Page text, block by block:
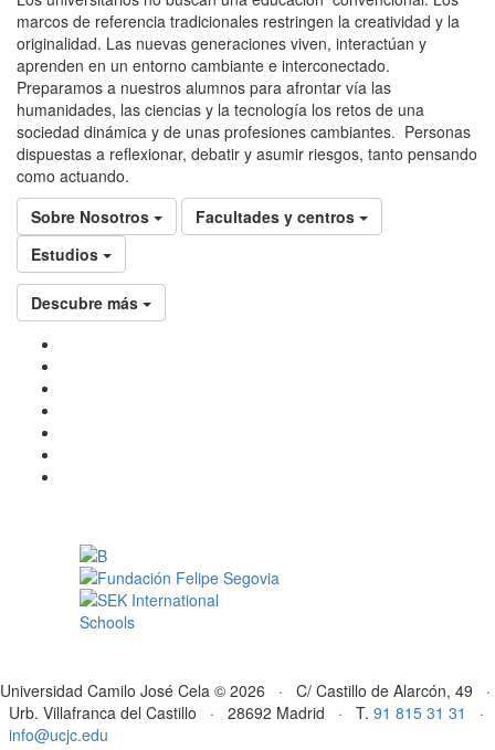
marcos de referencia tradicionales restringen la creatividad y la
originalidad. Las nuevas generaciones viven, interactúan y
aprenden en un entorno cambiante e interconectado.
Preparamos a nuestros alumnos para afrontar vía las
humanidades, las ciencias y la tecnología los retos de una
sociedad dinámica y de unas profesiones cambiantes. Personas
dispuestas a reflexionar, debatir y asumir riesgos, tanto pensando
como actuando.
Sobre Nosotros
Facultades y centros
Estudios
Descubre más
Universidad Camilo José Cela © 2026 · C/ Castillo de Alarcón, 49 ·
Urb. Villafranca del Castillo · 28692 Madrid · T. 91 815 31 31
·
info@ucjc.edu